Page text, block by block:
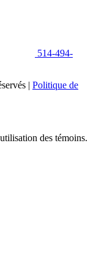
514-494-
| Politique de
des témoins.